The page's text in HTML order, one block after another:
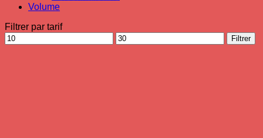
Volume
Filtrer par tarif
Prix
min
Prix
max
Filtrer